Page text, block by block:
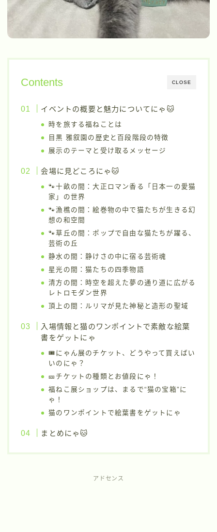
CLOSE
Contents
イベントの概要と魅力についてにゃ🐱
時を旅する福ねことは
目黒 雅叙園の歴史と百段階段の特徴
展示のテーマと受け取るメッセージ
会場に見どころにゃ🐱
🐾十畝の間：大正ロマン香る「日本一の愛猫
家」の世界
🐾漁樵の間：絵巻物の中で猫たちが生きる幻
想の和空間
🐾草丘の間：ポップで自由な猫たちが躍る、
芸術の丘
静水の間：静けさの中に宿る芸術魂
星光の間：猫たちの四季物語
清方の間：時空を超えた夢の通り道に広がる
レトロモダン世界
頂上の間：ルリマが見た神秘と造形の聖域
入場情報と猫のワンポイントで素敵な絵葉
書をゲットにゃ
🎟にゃん展のチケット、どうやって買えばい
いのにゃ？
🎫チケットの種類とお値段にゃ！
福ねこ展ショップは、まるで“猫の宝箱”に
ゃ！
猫のワンポイントで絵葉書をゲットにゃ
まとめにゃ🐱
アドセンス